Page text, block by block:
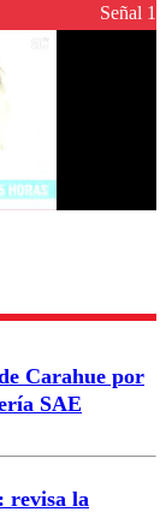
Señal 1
Carahue por
SAE
revisa la